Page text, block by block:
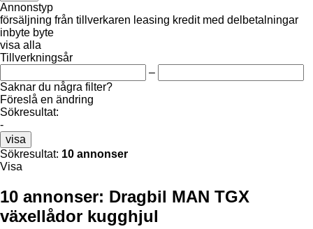
Annonstyp
försäljning från tillverkaren leasing kredit med delbetalningar
inbyte byte
visa alla
Tillverkningsår
–
Saknar du några filter?
Föreslå en ändring
Sökresultat:
-
visa
Sökresultat: 10 annonser
Visa
10 annonser: Dragbil MAN TGX
växellådor kugghjul